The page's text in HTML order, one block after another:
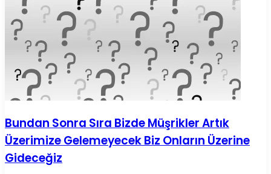
Bundan Sonra Sıra Bizde Müşrikler Artık
Üzerimize Gelemeyecek Biz Onların Üzerine
Gideceğiz